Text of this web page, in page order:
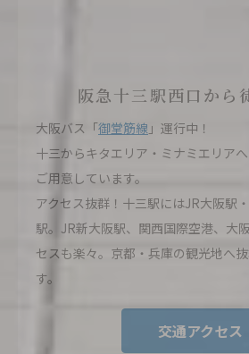
阪急十三駅西口から
大阪バス「御堂筋線 」運行中！
十三からキタエリア・ミナミエリア
ご用意しています。
アクセス抜群！十三駅にはJR大阪駅
駅。JR新大阪駅、関西国際空港、大
セスも楽々。京都・兵庫の観光地へ
す。
交通アクセス